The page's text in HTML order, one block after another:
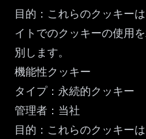
目的：これらのクッキー
イトでのクッキーの使用
別します。
機能性クッキー
タイプ：永続的クッキー
管理者：当社
目的：これらのクッキー